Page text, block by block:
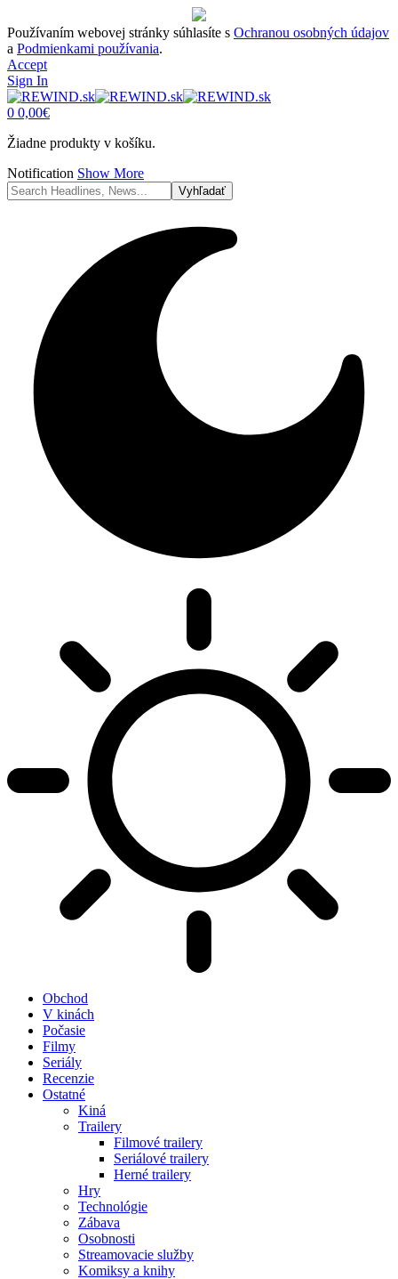
Používaním webovej stránky súhlasíte s Ochranou osobných údajov
a Podmienkami používania.
Accept
Sign In
0 0,00€
Žiadne produkty v košíku.
Notification Show More
Obchod
V kinách
Počasie
Filmy
Seriály
Recenzie
Ostatné
Kiná
Trailery
Filmové trailery
Seriálové trailery
Herné trailery
Hry
Technológie
Zábava
Osobnosti
Streamovacie služby
Komiksy a knihy